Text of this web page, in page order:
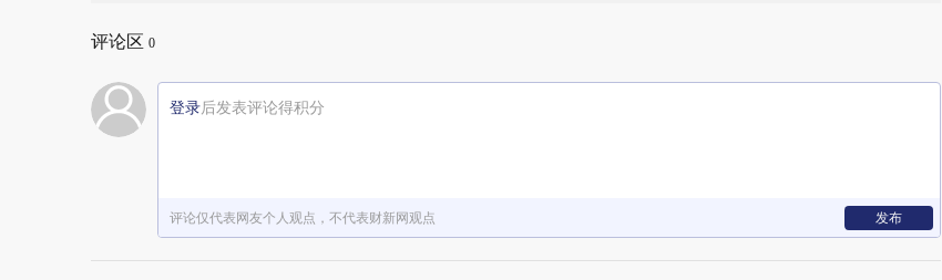
评论区 0
登录后发表评论得积分
评论仅代表网友个人观点，不代表财新网观点 发布